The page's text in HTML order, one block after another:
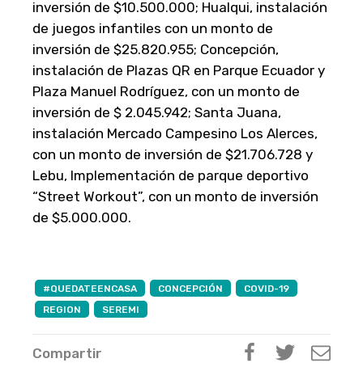
inversión de $10.500.000; Hualqui, instalación
de juegos infantiles con un monto de
inversión de $25.820.955; Concepción,
instalación de Plazas QR en Parque Ecuador y
Plaza Manuel Rodríguez, con un monto de
inversión de $ 2.045.942; Santa Juana,
instalación Mercado Campesino Los Alerces,
con un monto de inversión de $21.706.728 y
Lebu, Implementación de parque deportivo
“Street Workout”, con un monto de inversión
de $5.000.000.
#QUEDATEENCASA CONCEPCIÓN
COVID-19
REGION
SEREMI
Compartir